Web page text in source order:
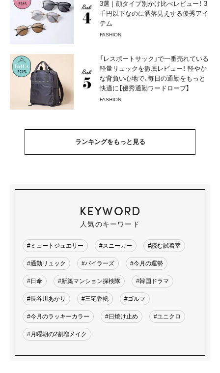
3選｜顔タイプ別かけ比べレビュー！ 3
千円以下なのに洒落見えする優秀アイ
テム
FASHION
「レスポートサック」で一番売れている
軽量リュックを徹底レビュー！ 軽やか
な背負い心地で、毎日の通勤をもっと
快適に【優秀通勤ワードローブ】
FASHION
ランキングをもっと見る
KEYWORD
人気のキーワード
#ミュートジュエリー #スニーカー #読む試着室
#通勤リュック #バイラーズ #今月の運勢
#日傘 #新築マンション探検隊 #韓国ドラマ
#長谷川あかり #三宅香帆 #ゴルフ
#今月のラッキーカラー #日焼け止め #ユニクロ
#月曜朝の2割増メイク